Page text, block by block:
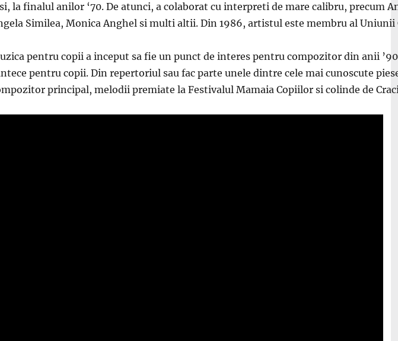
la finalul anilor ‘70. De atunci, a colaborat cu interpreti de mare calibru, precum
Similea, Monica Anghel si multi altii. Din 1986, artistul este membru al
pentru copii a inceput sa fie un punct de interes pentru compozitor dinanii
pentru copii.Din repertoriul sau fac parte unele dintre cele mai cunoscute
principal, melodii premiate la Festivalul Mamaia Copiilor si colinde de